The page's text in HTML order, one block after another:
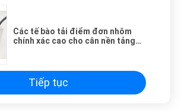
Các tế bào tải điểm đơn nhôm
chính xác cao cho cân nền tảng
Tiếp tục